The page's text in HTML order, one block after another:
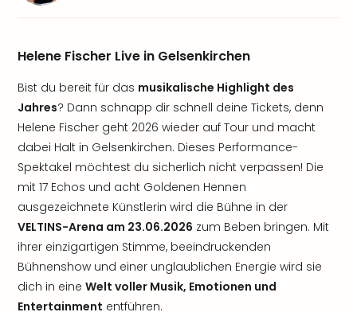
Helene Fischer Live in Gelsenkirchen
Bist du bereit für das musikalische Highlight des
Jahres? Dann schnapp dir schnell deine Tickets, denn
Helene Fischer geht 2026 wieder auf Tour und macht
dabei Halt in Gelsenkirchen. Dieses Performance-
Spektakel möchtest du sicherlich nicht verpassen! Die
mit 17 Echos und acht Goldenen Hennen
ausgezeichnete Künstlerin wird die Bühne in der
VELTINS-Arena am 23.06.2026 zum Beben bringen. Mit
ihrer einzigartigen Stimme, beeindruckenden
Bühnenshow und einer unglaublichen Energie wird sie
dich in eine Welt voller Musik, Emotionen und
Entertainment entführen.